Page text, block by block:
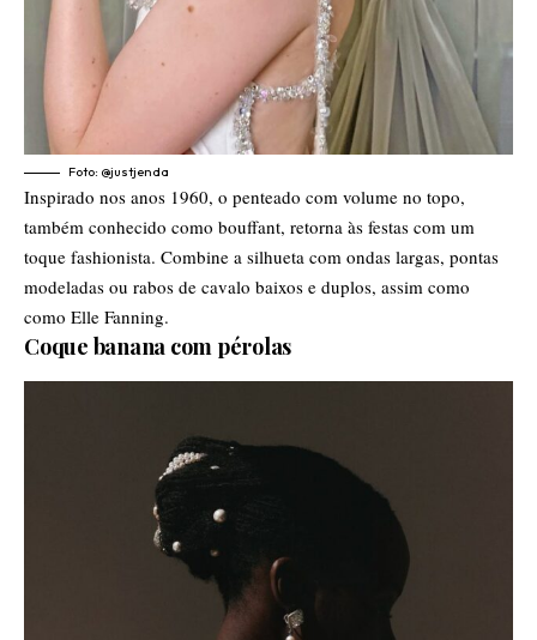
Foto: @justjenda
Inspirado nos anos 1960, o penteado com volume no topo,
também conhecido como bouffant, retorna às festas com um
toque fashionista. Combine a silhueta com ondas largas, pontas
modeladas ou rabos de cavalo baixos e duplos, assim como
como Elle Fanning.
Coque banana com pérolas